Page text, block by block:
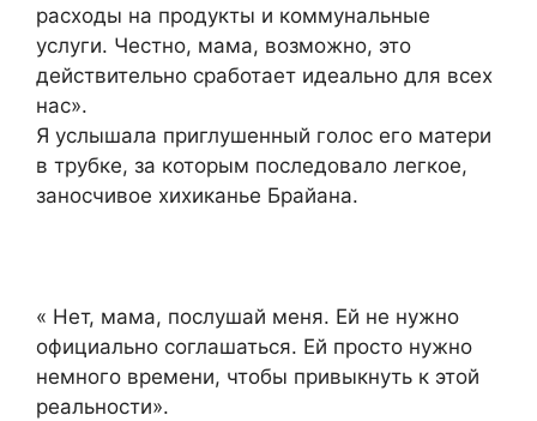
расходы на продукты и коммунальные
услуги. Честно, мама, возможно, это
действительно сработает идеально для всех
нас».
Я услышала приглушенный голос его матери
в трубке, за которым последовало легкое,
заносчивое хихиканье Брайана.
« Нет, мама, послушай меня. Ей не нужно
официально соглашаться. Ей просто нужно
немного времени, чтобы привыкнуть к этой
реальности».